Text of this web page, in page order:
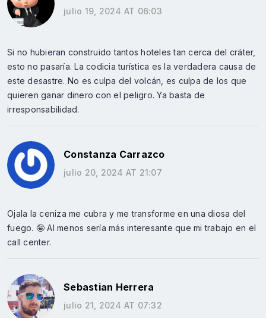
julio 19, 2024 AT 06:03
Si no hubieran construido tantos hoteles tan cerca del cráter,
esto no pasaría. La codicia turística es la verdadera causa de
este desastre. No es culpa del volcán, es culpa de los que
quieren ganar dinero con el peligro. Ya basta de
irresponsabilidad.
Constanza Carrazco
julio 20, 2024 AT 21:07
Ojala la ceniza me cubra y me transforme en una diosa del
fuego. 🤪 Al menos sería más interesante que mi trabajo en el
call center.
Sebastian Herrera
julio 21, 2024 AT 07:32